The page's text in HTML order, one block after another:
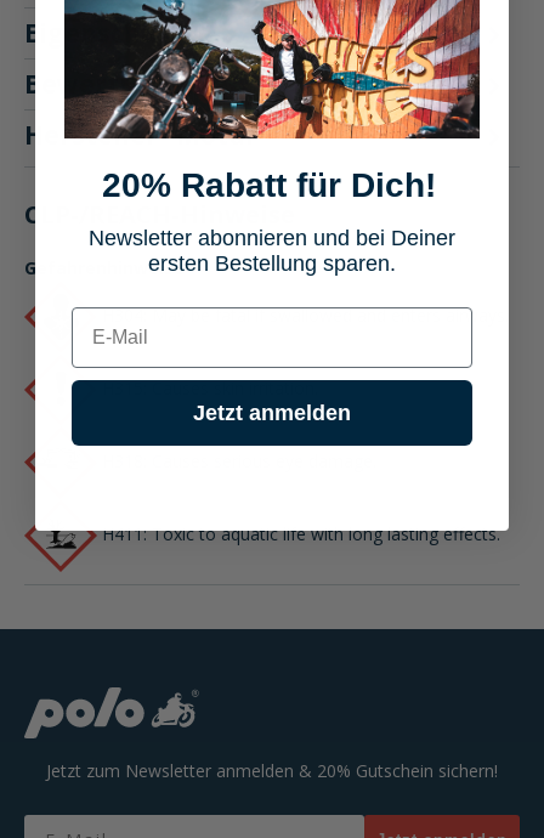
Eigenschaften
Bewertungen
Hersteller "Motul"
CLP-/REACH-Hinweise
Gefahrenhinweise
H304: May be fatal if swallowed and enters airways.
H315: Causes skin irritation.
H411: Toxic to aquatic life with long lasting effects.
Jetzt zum Newsletter anmelden & 20% Gutschein sichern!
Email
20% Rabatt für Dich!
Newsletter abonnieren und bei Deiner
ersten Bestellung sparen.
E-mail
Jetzt anmelden